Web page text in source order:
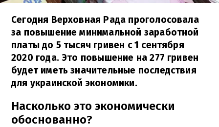
Сегодня Верховная Рада проголосовала
за повышение минимальной заработной
платы до 5 тысяч гривен с 1 сентября
2020 года. Это повышение на 277 гривен
будет иметь значительные последствия
для украинской экономики.
Насколько это экономически
обоснованно?